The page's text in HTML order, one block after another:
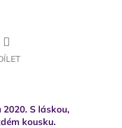
S láskou,
kousku.